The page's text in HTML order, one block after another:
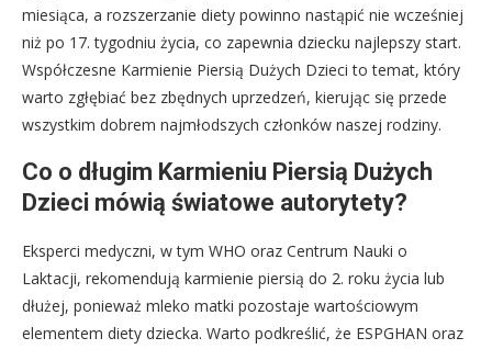
miesiąca, a rozszerzanie diety powinno nastąpić nie wcześniej
niż po 17. tygodniu życia, co zapewnia dziecku najlepszy start.
Współczesne Karmienie Piersią Dużych Dzieci to temat, który
warto zgłębiać bez zbędnych uprzedzeń, kierując się przede
wszystkim dobrem najmłodszych członków naszej rodziny.
Co o długim Karmieniu Piersią Dużych
Dzieci mówią światowe autorytety?
Eksperci medyczni, w tym WHO oraz Centrum Nauki o
Laktacji, rekomendują karmienie piersią do 2. roku życia lub
dłużej, ponieważ mleko matki pozostaje wartościowym
elementem diety dziecka. Warto podkreślić, że ESPGHAN oraz